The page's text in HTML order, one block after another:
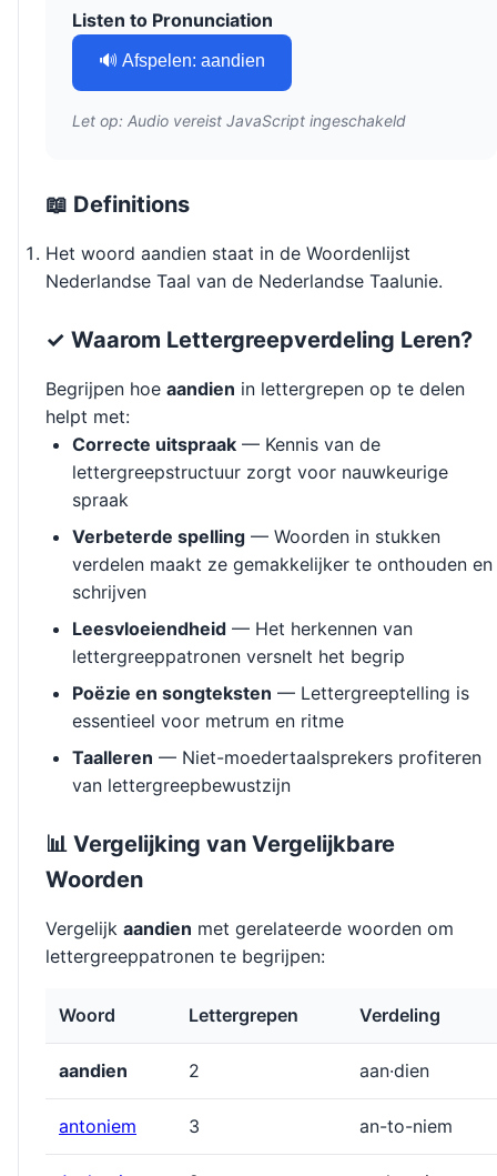
Listen to Pronunciation
🔊 Afspelen: aandien
Let op: Audio vereist JavaScript ingeschakeld
📖 Definitions
Het woord aandien staat in de Woordenlijst
Nederlandse Taal van de Nederlandse Taalunie.
✓ Waarom Lettergreepverdeling Leren?
Begrijpen hoe aandien in lettergrepen op te delen
helpt met:
Correcte uitspraak — Kennis van de
lettergreepstructuur zorgt voor nauwkeurige
spraak
Verbeterde spelling — Woorden in stukken
verdelen maakt ze gemakkelijker te onthouden en
schrijven
Leesvloeiendheid — Het herkennen van
lettergreeppatronen versnelt het begrip
Poëzie en songteksten — Lettergreeptelling is
essentieel voor metrum en ritme
Taalleren — Niet-moedertaalsprekers profiteren
van lettergreepbewustzijn
📊 Vergelijking van Vergelijkbare
Woorden
Vergelijk aandien met gerelateerde woorden om
lettergreeppatronen te begrijpen:
Woord Lettergrepen Verdeling
aandien 2 aan·dien
antoniem 3 an-to-niem